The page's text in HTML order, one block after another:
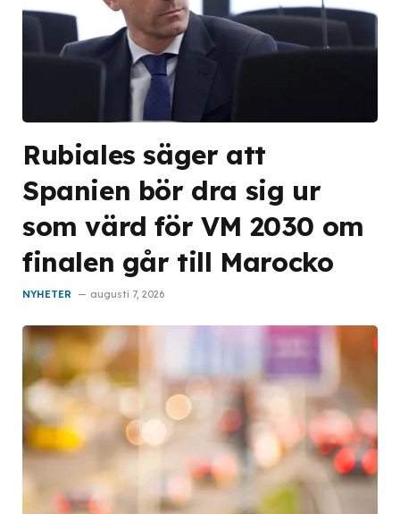
Rubiales säger att
Spanien bör dra sig ur
som värd för VM 2030 om
finalen går till Marocko
NYHETER augusti 7, 2026